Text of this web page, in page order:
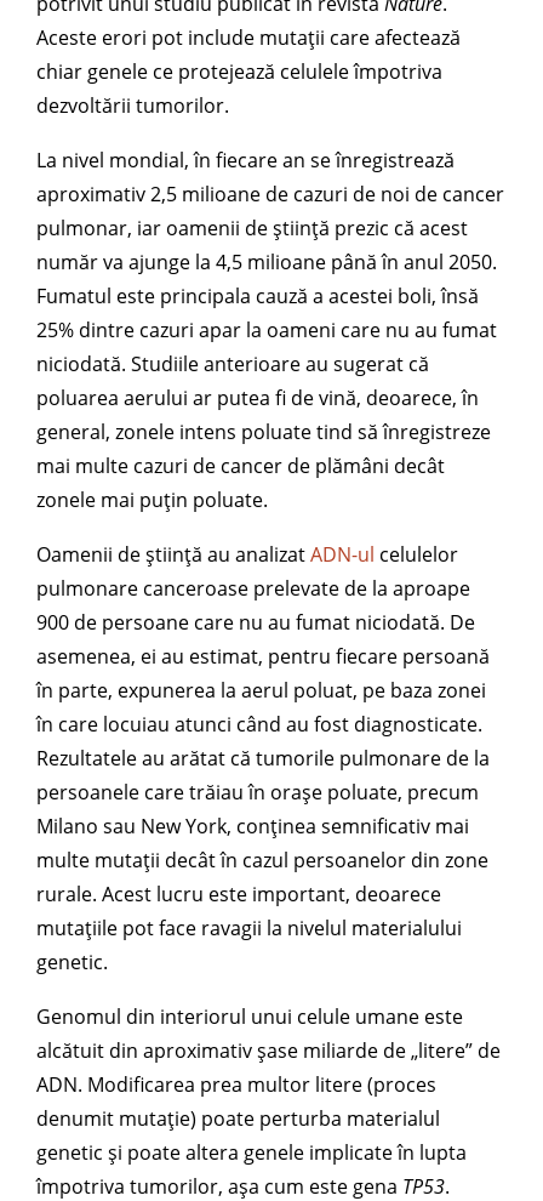
Aceste erori pot include mutații care afectează
chiar genele ce protejează celulele împotriva
dezvoltării tumorilor.
La nivel mondial, în fiecare an se înregistrează
aproximativ 2,5 milioane de cazuri de noi de cancer
pulmonar, iar oamenii de știință prezic că acest
număr va ajunge la 4,5 milioane până în anul 2050.
Fumatul este principala cauză a acestei boli, însă
25% dintre cazuri apar la oameni care nu au fumat
niciodată. Studiile anterioare au sugerat că
poluarea aerului ar putea fi de vină, deoarece, în
general, zonele intens poluate tind să înregistreze
mai multe cazuri de cancer de plămâni decât
zonele mai puțin poluate.
Oamenii de știință au analizatADN-ul celulelor
pulmonare canceroase prelevate de la aproape
900 de persoane care nu au fumat niciodată. De
asemenea, ei au estimat, pentru fiecare persoană
în parte, expunerea la aerul poluat, pe baza zonei
în care locuiau atunci când au fost diagnosticate.
Rezultatele au arătat că tumorile pulmonare de la
persoanele care trăiau în orașe poluate, precum
Milano sau New York, conținea semnificativ mai
multe mutații decât în cazul persoanelor din zone
rurale. Acest lucru este important, deoarece
mutațiile pot face ravagii la nivelul materialului
genetic.
Genomul din interiorul unui celule umane este
alcătuit din aproximativ șase miliarde de „litere” de
ADN. Modificarea prea multor litere (proces
denumit mutație) poate perturba materialul
genetic și poate altera genele implicate în lupta
împotriva tumorilor, așa cum este gena TP53.